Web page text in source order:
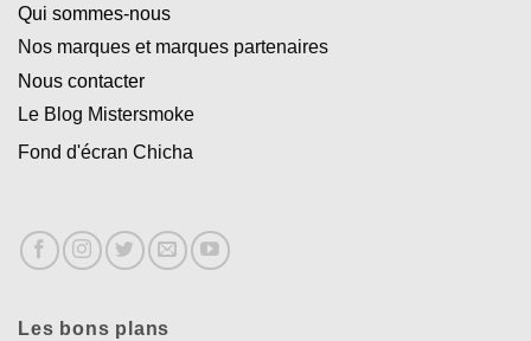
Qui sommes-nous
Nos marques et marques partenaires
Nous contacter
Le Blog Mistersmoke
Fond d'écran Chicha
Les bons plans